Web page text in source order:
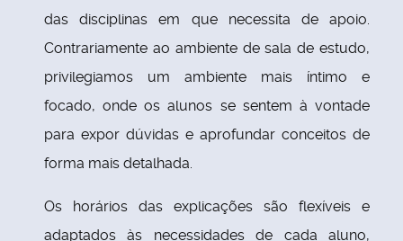
das disciplinas em que necessita de apoio.
Contrariamente ao ambiente de sala de estudo,
privilegiamos um ambiente mais íntimo e
focado, onde os alunos se sentem à vontade
para expor dúvidas e aprofundar conceitos de
forma mais detalhada.
Os horários das explicações são flexíveis e
adaptados às necessidades de cada aluno,